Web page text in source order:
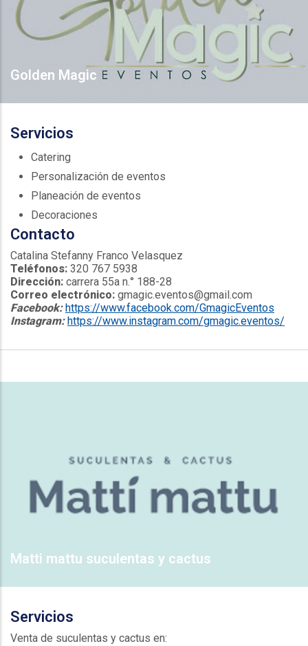
Golden Magic
Servicios
Catering
Personalización de eventos
Planeación de eventos
Decoraciones
Contacto
Catalina Stefanny Franco Velasquez
Teléfonos: 320 767 5938
Dirección: carrera 55a n.° 188-28
Correo electrónico: gmagic.eventos@gmail.com
Facebook:https://www.facebook.com/GmagicEventos
Instagram:https://www.instagram.com/gmagic.eventos/
Matti mattu suculentas y cactus
Servicios
Venta de suculentas y cactus en: